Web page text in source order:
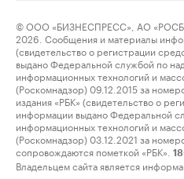
© ООО «БИЗНЕСПРЕСС», АО
2026. Сообщения и материалы
(свидетельство о регистрации
выдано Федеральной службой по
информационных технологий и
(Роскомнадзор) 09.12.2015 за
издания «РБК» (свидетельство о
информации выдано Федеральной
информационных технологий и
(Роскомнадзор) 03.12.2021 за
сопровождаются пометкой «РБК».
Владельцем сайта является